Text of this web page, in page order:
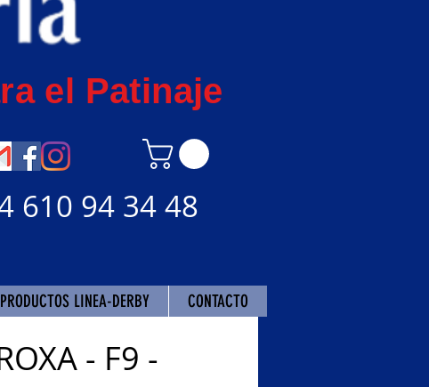
el Patinaje
610 94 34 48
PRODUCTOS LINEA-DERBY CONTACTO
- F9 -